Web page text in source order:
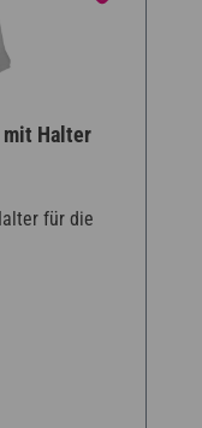
mit Halter
für die